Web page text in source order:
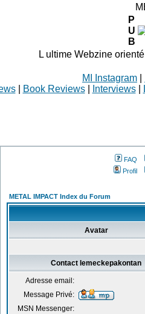
P
U
B
L ultime Webzine
MI Instagram
| Book Reviews| Interviews|
FAQ
Profil
METAL IMPACT Index du Forum
Avatar
Contact lemeckepakontan
Adresse email:
Message Privé:
MSN Messenger: